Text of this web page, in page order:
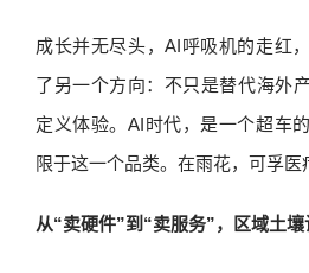
成长并无尽头，AI呼吸机的走红
了另一个方向：不只是替代海外
定义体验。AI时代，是一个超车
限于这一个品类。在雨花，可孚医
从“卖硬件”到“卖服务”，区域土